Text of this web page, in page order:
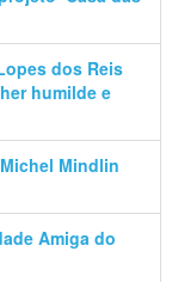
dos Reis
humilde e
Mindlin
Amiga do